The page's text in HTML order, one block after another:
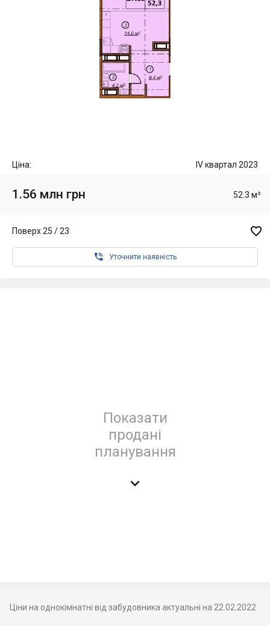
Ціна: IV квартал 2023
1.56 млн грн 52.3 м²
Поверх 25 / 23 
 Уточнити наявність
Показати
продані
планування

Ціни на однокімнатні від забудовника актуальні на 22.02.2022